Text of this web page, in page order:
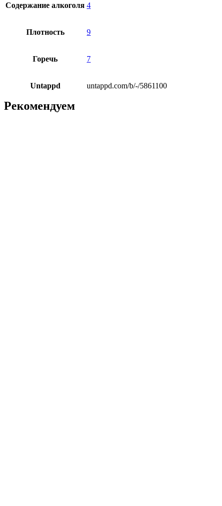
Содержание алкоголя 4
Плотность 9
Горечь 7
Untappd untappd.com/b/-/5861100
Рекомендуем